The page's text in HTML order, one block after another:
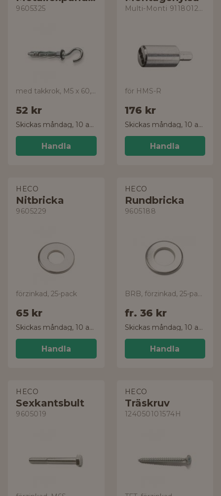
9605325
med takkrok, M5 x 60, enkel
52 kr
Skickas måndag, 10 aug.
Handla
Multi-Monti 9118012042570
för HMS-R
176 kr
Skickas måndag, 10 aug.
Handla
HECO
Nitbricka
9605229
förzinkad, 25-pack
65 kr
Skickas måndag, 10 aug.
Handla
HECO
Rundbricka
9605188
BRB, förzinkad, 25-pack
fr. 36 kr
Skickas måndag, 10 aug.
Handla
HECO
Sexkantsbult
9605019
HECO
Träskruv
124050101574H